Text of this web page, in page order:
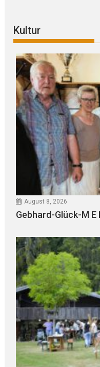
Kultur
August 8, 2026
Gebhard-Glück-M E